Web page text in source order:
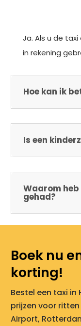
Ja. Als u de
in rekening
Hoe kan ik
Is een
Waarom
gehad?
Boek nu
korting!
Bestel een taxi in
prijzen voor
Airport,